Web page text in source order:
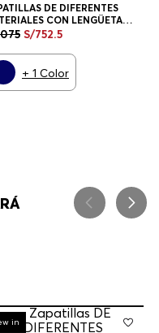
DE DIFERENTES
CON LENGÜETA
EN CONTRASTE
HOMBRE
S/752.5
+ 1 Color
in